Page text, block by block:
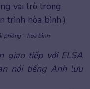
vai trò trong
trình hòa bình.)
phóng – hoà bình
giao tiếp với ELSA
nói tiếng Anh lưu